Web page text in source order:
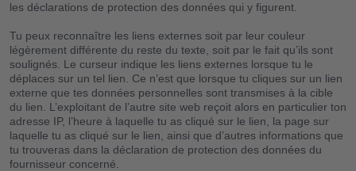
les déclarations de protection des données qui y figurent.
Tu peux reconnaître les liens externes soit par leur couleur
légèrement différente du reste du texte, soit par le fait qu’ils sont
soulignés. Le curseur indique les liens externes lorsque tu le
déplaces sur un tel lien. Ce n’est que lorsque tu cliques sur un lien
externe que tes données personnelles sont transmises à la cible
du lien. L’exploitant de l’autre site web reçoit alors en particulier ton
adresse IP, l’heure à laquelle tu as cliqué sur le lien, la page sur
laquelle tu as cliqué sur le lien, ainsi que d’autres informations que
tu trouveras dans la déclaration de protection des données du
fournisseur concerné.